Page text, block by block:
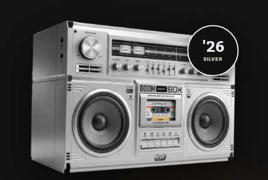
'26
SILVER